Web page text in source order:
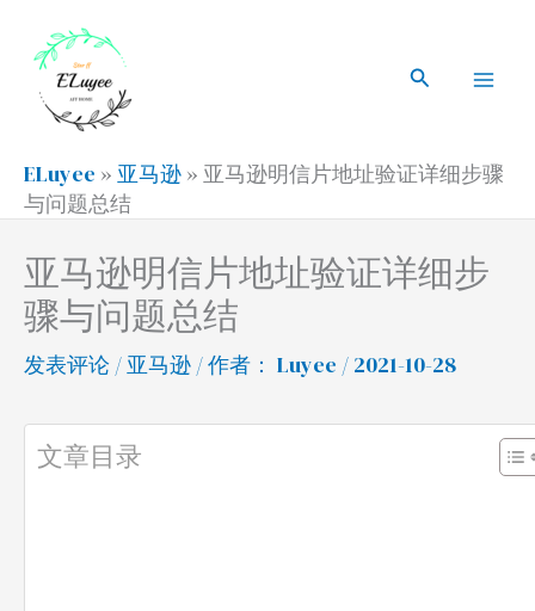
搜
ELuyee » 亚马逊 » 亚马逊明信片地址验证详细步骤
与问题总结
亚马逊明信片地址验证详细步
骤与问题总结
发表评论 /亚马逊 / 作者： Luyee / 2021-10-28
文章目录
索